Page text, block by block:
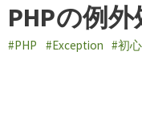
PHPの例
#PHP #Exception #初